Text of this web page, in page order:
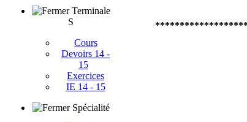
Terminale
S
Cours
Devoirs 14 -
15
Exercices
IE 14 - 15
Spécialité